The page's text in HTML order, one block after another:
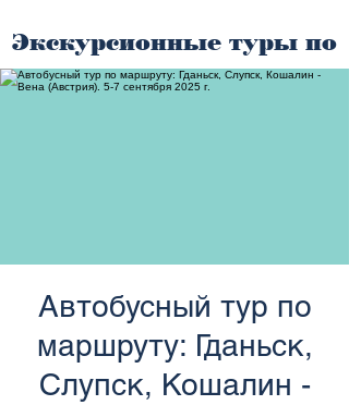
Экскурсионные туры по
странам Европы
Автобусный тур по
маршруту: Гданьск,
Слупск, Кошалин -